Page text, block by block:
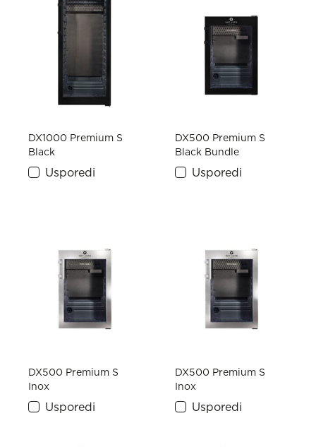
DX1000 Premium S
Black
Usporedi
DX500 Premium S
Black Bundle
Usporedi
DX500 Premium S
Inox
Usporedi
DX500 Premium S
Inox
Usporedi